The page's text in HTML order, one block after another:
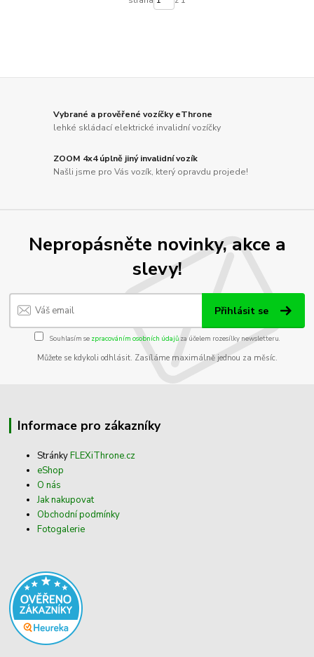
Vybrané a prověřené vozíčky eThrone
lehké skládací elektrické invalidní vozíčky
ZOOM 4x4 úplně jiný invalidní vozík
Našli jsme pro Vás vozík, který opravdu projede!
Nepropásněte novinky, akce a
slevy!
Přihlásit se
Souhlasím se zpracováním osobních údajůza účelem rozesílky newsletteru.
Můžete se kdykoli odhlásit. Zasíláme maximálně jednou za měsíc.
Informace pro zákazníky
StránkyFLEXiThrone.cz
eShop
O nás
Jak nakupovat
Obchodní podmínky
Fotogalerie